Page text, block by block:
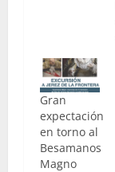
Gran
expectación
en torno al
Besamanos
Magno